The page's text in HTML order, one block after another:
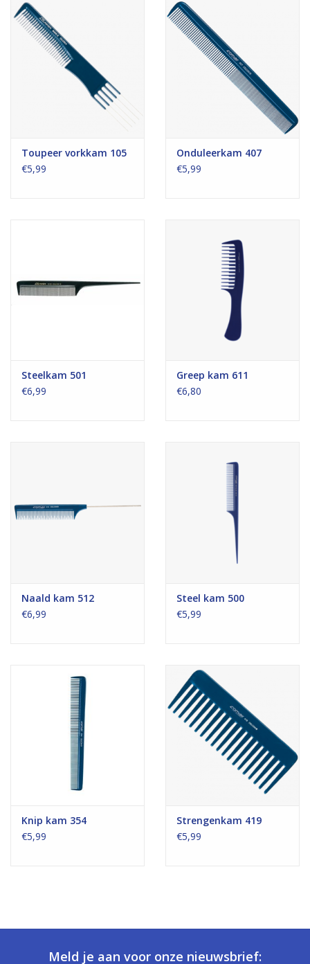
Toupeer vorkkam 105
€5,99
Onduleerkam 407
€5,99
Steelkam 501
€6,99
Greep kam 611
€6,80
Naald kam 512
€6,99
Steel kam 500
€5,99
Knip kam 354
€5,99
Strengenkam 419
€5,99
Meld je aan voor onze nieuwsbrief: